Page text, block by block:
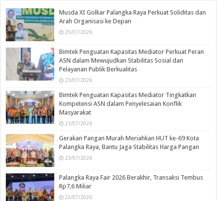
Musda XI Golkar Palangka Raya Perkuat Soliditas dan
Arah Organisasi ke Depan
25/07/2026
Bimtek Penguatan Kapasitas Mediator Perkuat Peran
ASN dalam Mewujudkan Stabilitas Sosial dan
Pelayanan Publik Berkualitas
23/07/2026
Bimtek Penguatan Kapasitas Mediator Tingkatkan
Kompetensi ASN dalam Penyelesaian Konflik
Masyarakat
23/07/2026
Gerakan Pangan Murah Meriahkan HUT ke-69 Kota
Palangka Raya, Bantu Jaga Stabilitas Harga Pangan
23/07/2026
Palangka Raya Fair 2026 Berakhir, Transaksi Tembus
Rp7,6 Miliar
22/07/2026